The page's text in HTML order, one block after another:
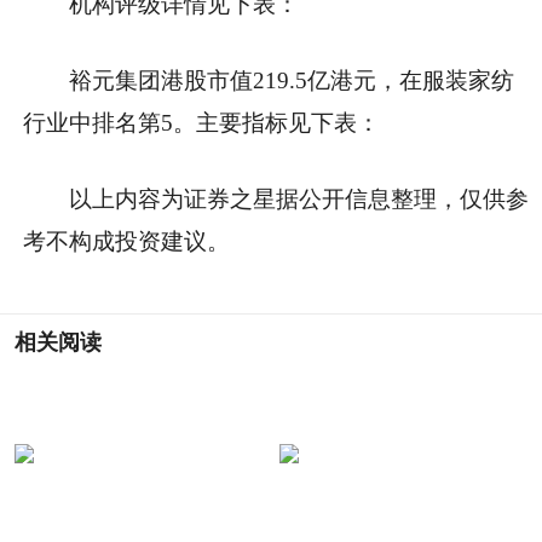
裕元集团港股市值219.5亿港元，在服装家纺
行业中排名第5。主要指标见下表：
以上内容为证券之星据公开信息整理，仅供参
考不构成投资建议。
相关阅读